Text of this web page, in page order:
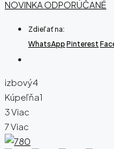
NOVINKA ODPORÚČANÉ
Zdieľať na:
WhatsApp Pinterest
izbový4
Kúpeľňa1
3 Viac
7 Viac